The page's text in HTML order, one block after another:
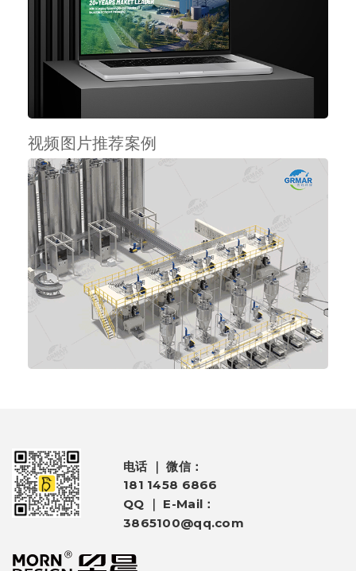
视频图片推荐案例
电话 ｜ 微信：
181 1458 6866
QQ ｜ E-Mail：
3865100@qq.com